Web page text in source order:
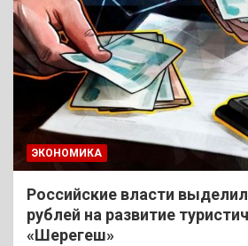
ЭКОНОМИКА
Российские власти
рублей на развитие
«Шерегеш»